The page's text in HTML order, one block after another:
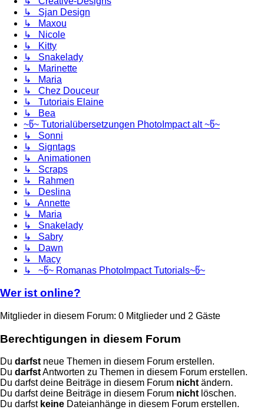
↳ Sjan Design
↳ Maxou
↳ Nicole
↳ Kitty
↳ Snakelady
↳ Marinette
↳ Maria
↳ Chez Douceur
↳ Tutoriais Elaine
↳ Bea
~წ~ Tutorialübersetzungen PhotoImpact alt ~წ~
↳ Sonni
↳ Signtags
↳ Animationen
↳ Scraps
↳ Rahmen
↳ Deslina
↳ Annette
↳ Maria
↳ Snakelady
↳ Sabry
↳ Dawn
↳ Macy
↳ ~წ~ Romanas PhotoImpact Tutorials~წ~
Wer ist online?
Mitglieder in diesem Forum: 0 Mitglieder und 2 Gäste
Berechtigungen in diesem Forum
Du darfstneue Themen in diesem Forum erstellen.
Du darfstAntworten zu Themen in diesem Forum erstellen.
Du darfst deine Beiträge in diesem Forum nichtändern.
Du darfst deine Beiträge in diesem Forum nichtlöschen.
Du darfst keine Dateianhänge in diesem Forum erstellen.